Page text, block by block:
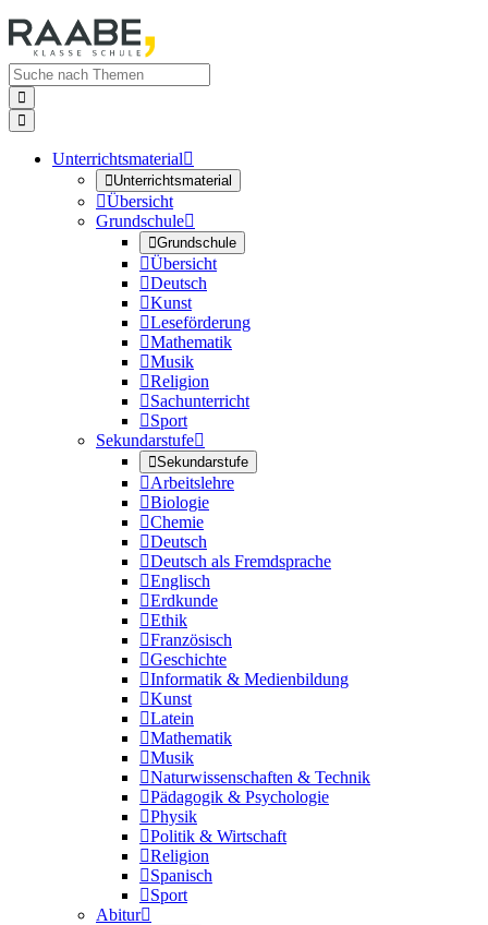


Unterrichtsmaterial
Unterrichtsmaterial
Übersicht
Grundschule
Grundschule
Übersicht
Deutsch
Kunst
Leseförderung
Mathematik
Musik
Religion
Sachunterricht
Sport
Sekundarstufe
Sekundarstufe
Arbeitslehre
Biologie
Chemie
Deutsch
Deutsch als Fremdsprache
Englisch
Erdkunde
Ethik
Französisch
Geschichte
Informatik & Medienbildung
Kunst
Latein
Mathematik
Musik
Naturwissenschaften & Technik
Pädagogik & Psychologie
Physik
Politik & Wirtschaft
Religion
Spanisch
Sport
Abitur